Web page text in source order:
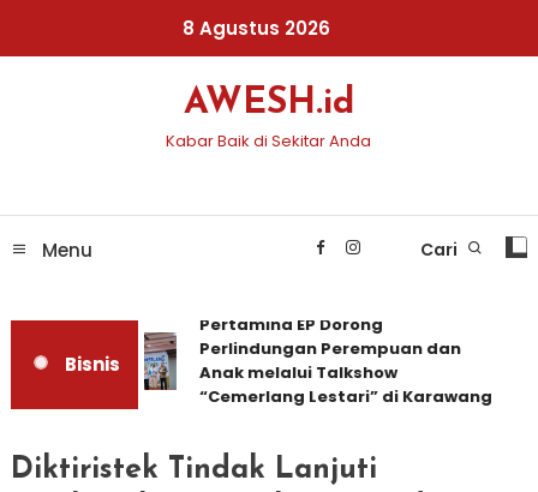
8 Agustus 2026
AWESH.id
Kabar Baik di Sekitar Anda
Menu Cari
Bisnis
Pertamina EP Dorong
Perlindungan Perempuan dan
Anak melalui Talkshow
“Cemerlang Lestari” di Karawang
Diktiristek Tindak Lanjuti